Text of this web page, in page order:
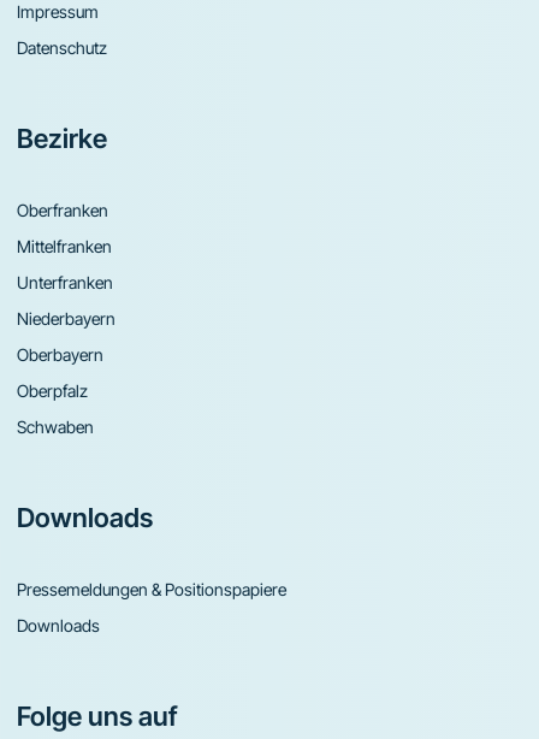
Impressum
Datenschutz
Bezirke
Oberfranken
Mittelfranken
Unterfranken
Niederbayern
Oberbayern
Oberpfalz
Schwaben
Downloads
Pressemeldungen & Positionspapiere
Downloads
Folge uns auf